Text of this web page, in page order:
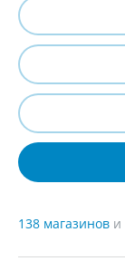
138 магазинов и